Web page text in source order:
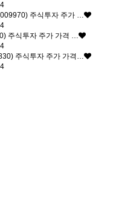
주식투자 주가 …
주식투자 주가 가격 …
주식투자 주가 가격…